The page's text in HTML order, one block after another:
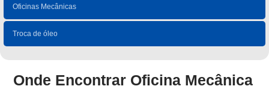
Oficinas Mecânicas
Troca de óleo
Onde Encontrar Oficina Mecânica